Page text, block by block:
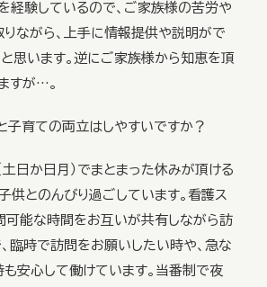
経験しているので、ご家族様の苦労や
ながら、上手に情報提供や説明がで
思います。逆にご家族様から知恵を頂
すが…。
子育ての両立はしやすいですか？
土日か日月）でまとまった休みが頂ける
供とのんびり過ごしています。看護ス
可能な時間をお互いが共有しながら訪
臨時で訪問をお願いしたい時や、急な
安心して働けています。当番制で夜